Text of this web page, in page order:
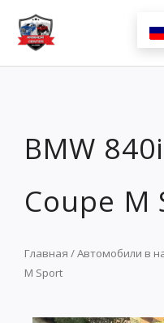
Перейти
содержимому
BMW
Coupe M
Главная /Автомобили в
M Sport